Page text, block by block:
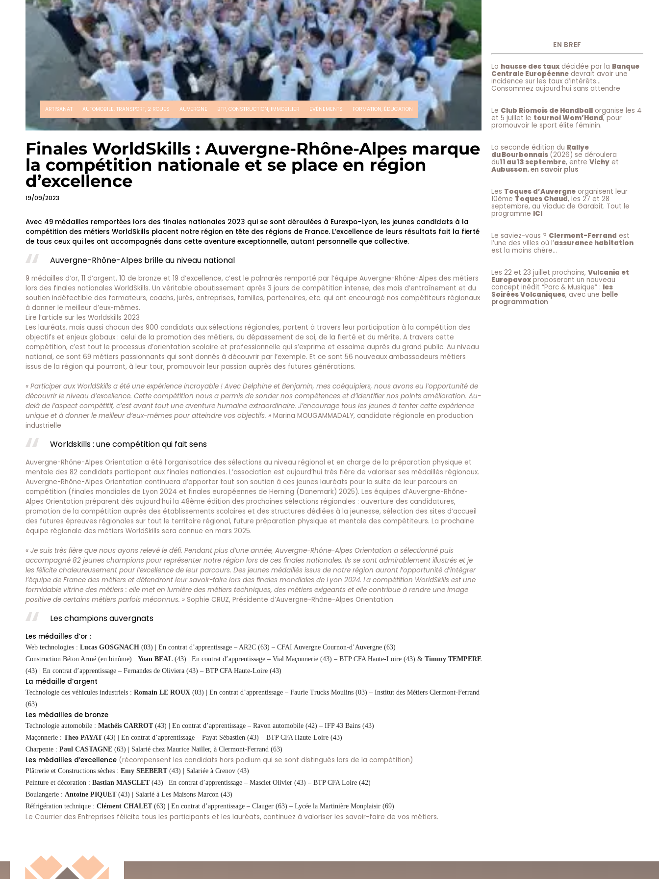
ARTISANAT AUTOMOBILE, TRANSPORT, 2 ROUES AUVERGNE BTP, CONSTRUCTION, IMMOBILIER EVÉNEMENTS FORMATION, ÉDUCATION
Finales WorldSkills : Auvergne-Rhône-Alpes marque
la compétition nationale et se place en région
d’excellence
19/09/2023
Avec 49 médailles remportées lors des finales nationales 2023 qui se sont déroulées à Eurexpo-Lyon, les jeunes candidats à la
compétition des métiers WorldSkills placent notre région en tête des régions de France. L’excellence de leurs résultats fait la fierté
de tous ceux qui les ont accompagnés dans cette aventure exceptionnelle, autant personnelle que collective.
Auvergne-Rhône-Alpes brille au niveau national
9 médailles d’or, 11 d’argent, 10 de bronze et 19 d’excellence, c’est le palmarès remporté par l’équipe Auvergne-Rhône-Alpes des métiers
lors des finales nationales WorldSkills. Un véritable aboutissement après 3 jours de compétition intense, des mois d’entraînement et du
soutien indéfectible des formateurs, coachs, jurés, entreprises, familles, partenaires, etc. qui ont encouragé nos compétiteurs régionaux
à donner le meilleur d’eux-mêmes.
Lire l’article sur les Worldskills 2023
Les lauréats, mais aussi chacun des 900 candidats aux sélections régionales, portent à travers leur participation à la compétition des
objectifs et enjeux globaux : celui de la promotion des métiers, du dépassement de soi, de la fierté et du mérite. A travers cette
compétition, c’est tout le processus d’orientation scolaire et professionnelle qui s’exprime et essaime auprès du grand public. Au niveau
national, ce sont 69 métiers passionnants qui sont donnés à découvrir par l’exemple. Et ce sont 56 nouveaux ambassadeurs métiers
issus de la région qui pourront, à leur tour, promouvoir leur passion auprès des futures générations.
« Participer aux WorldSkills a été une expérience incroyable ! Avec Delphine et Benjamin, mes coéquipiers, nous avons eu l’opportunité de
découvrir le niveau d’excellence. Cette compétition nous a permis de sonder nos compétences et d’identifier nos points amélioration. Au-
delà de l’aspect compétitif, c’est avant tout une aventure humaine extraordinaire. J’encourage tous les jeunes à tenter cette expérience
unique et à donner le meilleur d’eux-mêmes pour atteindre vos objectifs. » Marina MOUGAMMADALY, candidate régionale en production
industrielle
Worldskills : une compétition qui fait sens
Auvergne-Rhône-Alpes Orientation a été l’organisatrice des sélections au niveau régional et en charge de la préparation physique et
mentale des 82 candidats participant aux finales nationales. L’association est aujourd’hui très fière de valoriser ses médaillés régionaux.
Auvergne-Rhône-Alpes Orientation continuera d’apporter tout son soutien à ces jeunes lauréats pour la suite de leur parcours en
compétition (finales mondiales de Lyon 2024 et finales européennes de Herning (Danemark) 2025). Les équipes d’Auvergne-Rhône-
Alpes Orientation préparent dès aujourd’hui la 48ème édition des prochaines sélections régionales : ouverture des candidatures,
promotion de la compétition auprès des établissements scolaires et des structures dédiées à la jeunesse, sélection des sites d’accueil
des futures épreuves régionales sur tout le territoire régional, future préparation physique et mentale des compétiteurs. La prochaine
équipe régionale des métiers WorldSkills sera connue en mars 2025.
« Je suis très fière que nous ayons relevé le défi. Pendant plus d’une année, Auvergne-Rhône-Alpes Orientation a sélectionné puis
accompagné 82 jeunes champions pour représenter notre région lors de ces finales nationales. Ils se sont admirablement illustrés et je
les félicite chaleureusement pour l’excellence de leur parcours. Des jeunes médaillés issus de notre région auront l’opportunité d’intégrer
l’équipe de France des métiers et défendront leur savoir-faire lors des finales mondiales de Lyon 2024. La compétition WorldSkills est une
formidable vitrine des métiers : elle met en lumière des métiers techniques, des métiers exigeants et elle contribue à rendre une image
positive de certains métiers parfois méconnus. » Sophie CRUZ, Présidente d’Auvergne-Rhône-Alpes Orientation
Les champions auvergnats
Les médailles d’or :
Web technologies : Lucas GOSGNACH (03) | En contrat d’apprentissage – AR2C (63) – CFAI Auvergne Cournon-d’Auvergne (63)
Construction Béton Armé (en binôme) : Yoan BEAL (43) | En contrat d’apprentissage – Vial Maçonnerie (43) – BTP CFA Haute-Loire (43) & Timmy TEMPERE
(43) | En contrat d’apprentissage – Fernandes de Oliviera (43) – BTP CFA Haute-Loire (43)
La médaille d’argent
Technologie des véhicules industriels : Romain LE ROUX (03) | En contrat d’apprentissage – Faurie Trucks Moulins (03) – Institut des Métiers Clermont-Ferrand
(63)
Les médailles de bronze
Technologie automobile : Mathéis CARROT(43) | En contrat d’apprentissage – Ravon automobile (42) – IFP 43 Bains (43)
Maçonnerie : Theo PAYAT(43) | En contrat d’apprentissage – Payat Sébastien (43) – BTP CFA Haute-Loire (43)
Charpente : Paul CASTAGNE (63) | Salarié chez Maurice Nailler, à Clermont-Ferrand (63)
Les médailles d’excellence (récompensent les candidats hors podium qui se sont distingués lors de la compétition)
Plâtrerie et Constructions sèches : Emy SEEBERT(43) | Salariée à Crenov (43)
Peinture et décoration : Bastian MASCLET(43) | En contrat d’apprentissage – Masclet Olivier (43) – BTP CFA Loire (42)
Boulangerie : Antoine PIQUET(43) | Salarié à Les Maisons Marcon (43)
Réfrigération technique : Clément CHALET(63) | En contrat d’apprentissage – Clauger (63) – Lycée la Martinière Monplaisir (69)
Le Courrier des Entreprises félicite tous les participants et les lauréats, continuez à valoriser les savoir-faire de vos métiers.
EN BREF
La hausse des taux décidée par la Banque
Centrale Européenne devrait avoir une
incidence sur les taux d’intérêts…
Consommez aujourd’hui sans attendre
Le Club Riomois de Handball organise les 4
et 5 juillet le tournoi Wom’Hand, pour
promouvoir le sport élite féminin.
La seconde édition du Rallye
du Bourbonnais (2026) se déroulera
du11 au 13 septembre, entre Vichy et
Aubusson.en savoir plus
Les Toques d’Auvergne organisent leur
10ème Toques Chaud, les 27 et 28
septembre, au Viaduc de Garabit. Tout le
programme ICI
Le saviez-vous ? Clermont-Ferrand est
l’une des villes où l’assurance habitation
est la moins chère…
Les 22 et 23 juillet prochains, Vulcania et
Europavox proposeront un nouveau
concept inédit “Parc & Musique” : les
Soirées Volcaniques, avec une belle
programmation